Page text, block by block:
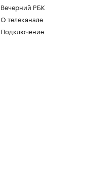
Вечерний РБК
О телеканале
Подключение